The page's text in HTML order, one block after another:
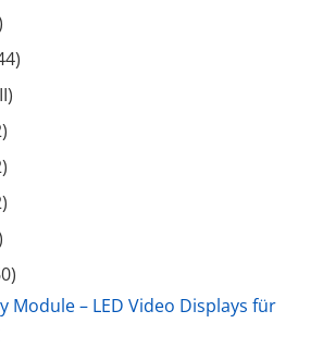
Module – LED Video Displays für